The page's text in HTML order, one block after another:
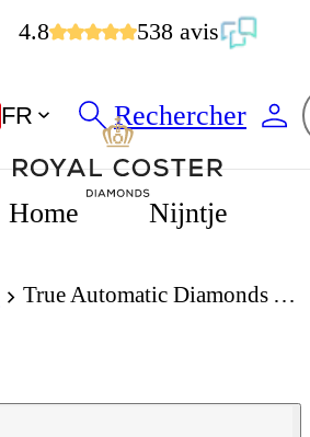
4.8 538 avis
FR Rechercher
Home Nijntje